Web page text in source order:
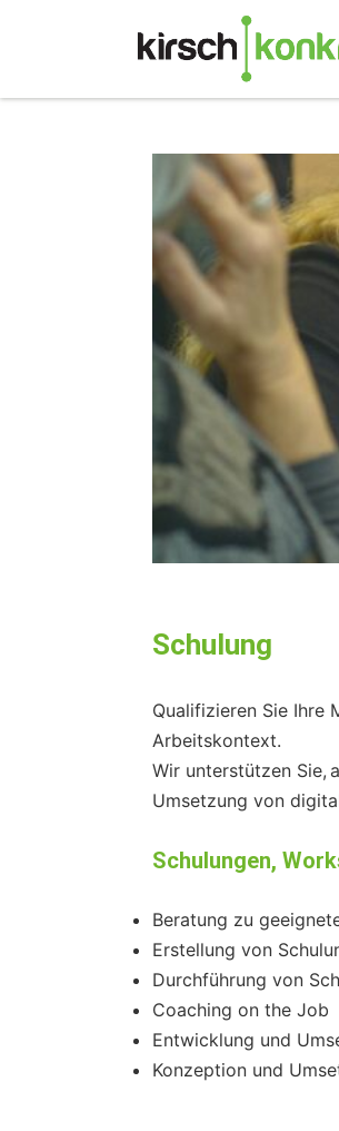
Schulung
Qualifizieren Sie Ihre
Arbeitskontext.
Wir unterstützen Sie,
Umsetzung von
Schulungen,
Beratung zu
Erstellung von
Durchführung von
Coaching on the Job
Entwicklung und
Konzeption und